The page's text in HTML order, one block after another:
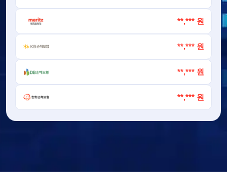
**,*** 원
**,*** 원
**,*** 원
**,*** 원